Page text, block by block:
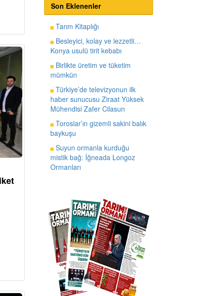
Son Eklenenler
Tarım Kitaplığı
Besleyici, kolay ve lezzetli…
Konya usulü tirit kebabı
Birlikte üretim ve tüketim
mümkün
Türkiye’de televizyonun ilk
haber sunucusu Ziraat Yüksek
Mühendisi Zafer Cilasun
Toroslar’ın gizemli sakini balık
baykuşu
Suyun ormanla kurduğu
mistik bağ: İğneada Longoz
Ormanları